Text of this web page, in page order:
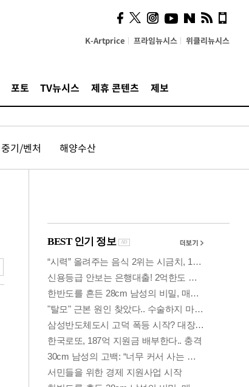
K-Artprice 프라임뉴시스 위클리뉴시스
포토 TV뉴시스 제휴 콘텐츠 제보
중기/벤처 해양수산
사이 해답 찾았죠"…알을
깨고 나온 '초자아'